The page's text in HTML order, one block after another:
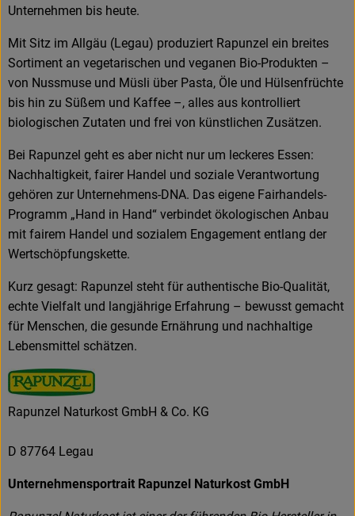
Unternehmen bis heute.
Mit Sitz im Allgäu (Legau) produziert Rapunzel ein breites
Sortiment an vegetarischen und veganen Bio-Produkten –
von Nussmuse und Müsli über Pasta, Öle und Hülsenfrüchte
bis hin zu Süßem und Kaffee –, alles aus kontrolliert
biologischen Zutaten und frei von künstlichen Zusätzen.
Bei Rapunzel geht es aber nicht nur um leckeres Essen:
Nachhaltigkeit, fairer Handel und soziale Verantwortung
gehören zur Unternehmens-DNA. Das eigene Fairhandels-
Programm „Hand in Hand“ verbindet ökologischen Anbau
mit fairem Handel und sozialem Engagement entlang der
Wertschöpfungskette.
Kurz gesagt: Rapunzel steht für authentische Bio-Qualität,
echte Vielfalt und langjährige Erfahrung – bewusst gemacht
für Menschen, die gesunde Ernährung und nachhaltige
Lebensmittel schätzen.
Rapunzel Naturkost GmbH & Co. KG
D 87764 Legau
Unternehmensportrait Rapunzel Naturkost GmbH